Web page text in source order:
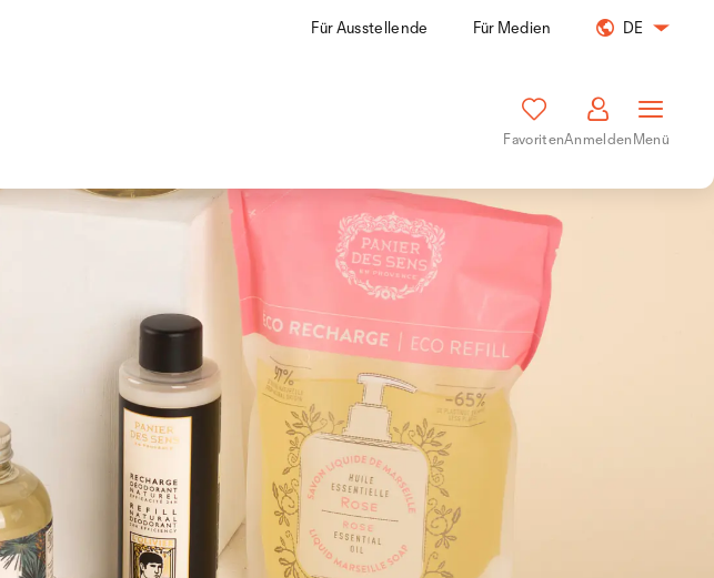
Für Ausstellende Für Medien DE
FavoritenAnmeldenMenü